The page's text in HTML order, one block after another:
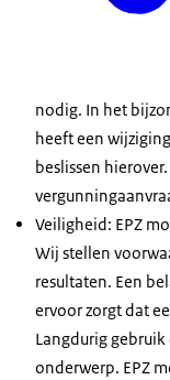
nodig. In het
heeft een
beslissen
Veiligheid: EPZ
Wij stellen
resultaten. Een
ervoor zorgt dat
Langdurig gebruik
onderwerp. EPZ